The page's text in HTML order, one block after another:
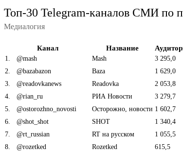
Топ-30 Telegram-каналов СМИ по
Медиалогия
Канал Название
1 @mash Mash 3 295,0
2
@bazabazon Baza 1 629,0
3
@readovkanews Readovka 2 053,8
4
@rian_ru РИА Новости 3 279,7
5
@ostorozhno_novosti Осторожно, новости 1 602,7
6
@shot_shot SHOT 1 340,4
7
@rt_russian RT на русском 1 055,5
8
@rozetked Rozetked 615,5